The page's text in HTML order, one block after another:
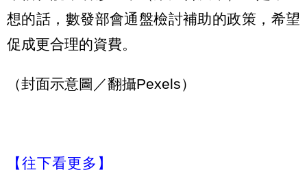
想的話，數發部會通盤檢討補助的政策，希望
促成更合理的資費。
（封面示意圖／翻攝Pexels）
【往下看更多】